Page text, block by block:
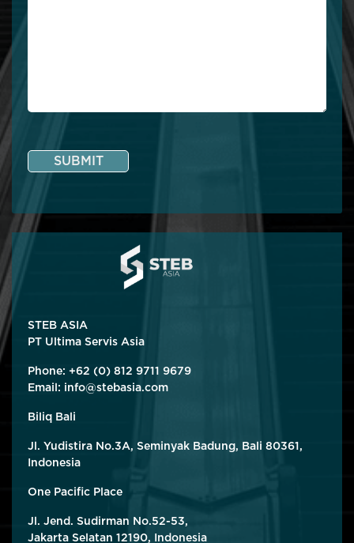
SUBMIT
STEB ASIA
PT Ultima Servis Asia
Phone: +62 (0) 812 9711 9679
Email: info@stebasia.com
Biliq Bali
Jl. Yudistira No.3A, Seminyak Badung, Bali 80361,
Indonesia
One Pacific Place
Jl. Jend. Sudirman No.52-53,
Jakarta Selatan 12190, Indonesia